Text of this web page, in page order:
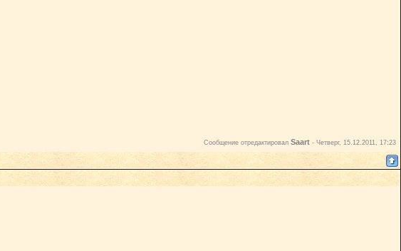
Сообщение отредактировал Saart - Четверг, 15.12.2011, 17:23